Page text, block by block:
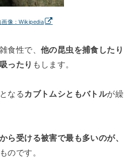
画像：Wikipedia
食性で、他の昆虫を捕食したり
ったり もします。
なる カブトムシともバトルが繰
ら受ける被害で最も多いのが、
のです。